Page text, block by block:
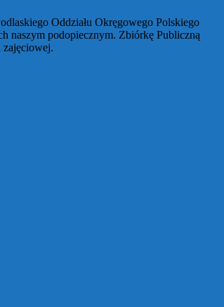
Oddziału Okręgowego Polskiego
naszym podopiecznym. Zbiórkę Publiczną
zajęciowej.